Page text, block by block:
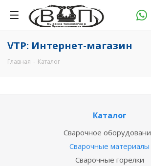
VTP: Интернет-магазин
Главная - Каталог
Каталог
Сварочное
Сварочные материалы
Сварочные горелки